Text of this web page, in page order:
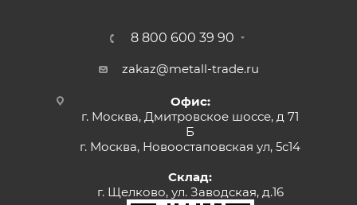
8 800 600 39 90
zakaz@metall-trade.ru
Офис:
г. Москва, Дмитровское шоссе, д 71
Б
г. Москва, Новоостаповская ул, 5с14
Склад:
г. Щелково, ул. Заводская, д.16